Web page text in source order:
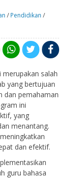
/ Pendidikan /
salah
yang bertujuan
dan pemahaman
ini
yang
menantang.
dan efektif.
guru bahasa